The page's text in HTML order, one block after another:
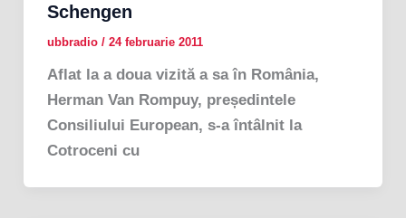
Schengen
ubbradio / 24 februarie 2011
Aflat la a doua vizită a sa în România,
Herman Van Rompuy, președintele
Consiliului European, s-a întâlnit la
Cotroceni cu